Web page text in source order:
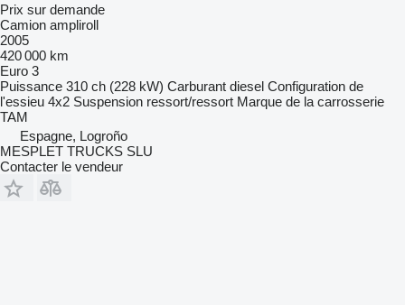
Prix sur demande
Camion ampliroll
2005
420 000 km
Euro 3
Puissance 310 ch (228 kW) Carburant diesel Configuration de
l'essieu 4x2 Suspension ressort/ressort Marque de la carrosserie
TAM
Espagne, Logroño
MESPLET TRUCKS SLU
Contacter le vendeur